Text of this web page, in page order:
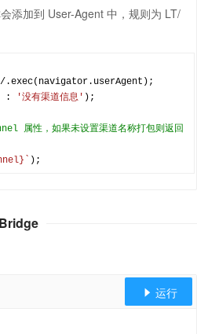
添加到 User-Agent 中，规则为 LT/
.exec(navigator.userAgent);
] : '没有渠道信息' );
属性，如果未设置渠道名称打包则返回
 运行